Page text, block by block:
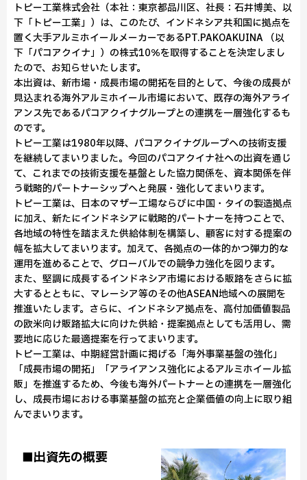
トピー工業株式会社（本社：東京都品川区、社長：石井博美、以
下「トピー工業」）は、このたび、インドネシア共和国に拠点を
置く大手アルミホイールメーカーであるPT.PAKOAKUINA （以
下「パコアクイナ」）の株式10％を取得することを決定しまし
たので、お知らせいたします。
本出資は、新市場・成長市場の開拓を目的として、今後の成長が
見込まれる海外アルミホイール市場において、既存の海外アライ
アンス先であるパコアクイナグループとの連携を一層強化するも
のです。
トピー工業は1980年以降、パコアクイナグループへの技術支援
を継続してまいりました。今回のパコアクイナ社への出資を通じ
て、これまでの技術支援を基盤とした協力関係を、資本関係を伴
う戦略的パートナーシップへと発展・強化してまいります。
トピー工業は、日本のマザー工場ならびに中国・タイの製造拠点
に加え、新たにインドネシアに戦略的パートナーを持つことで、
各地域の特性を踏まえた供給体制を構築し、顧客に対する提案の
幅を拡大してまいります。加えて、各拠点の一体的かつ弾力的な
運用を進めることで、グローバルでの競争力強化を図ります。
また、堅調に成長するインドネシア市場における販路をさらに拡
大するとともに、マレーシア等のその他ASEAN地域への展開を
推進いたします。さらに、インドネシア拠点を、高付加価値製品
の欧米向け販路拡大に向けた供給・提案拠点としても活用し、需
要地に応じた最適提案を行ってまいります。
トピー工業は、中期経営計画に掲げる「海外事業基盤の強化」
「成長市場の開拓」「アライアンス強化によるアルミホイール拡
販」を推進するため、今後も海外パートナーとの連携を一層強化
し、成長市場における事業基盤の拡充と企業価値の向上に取り組
んでまいります。
■出資先の概要